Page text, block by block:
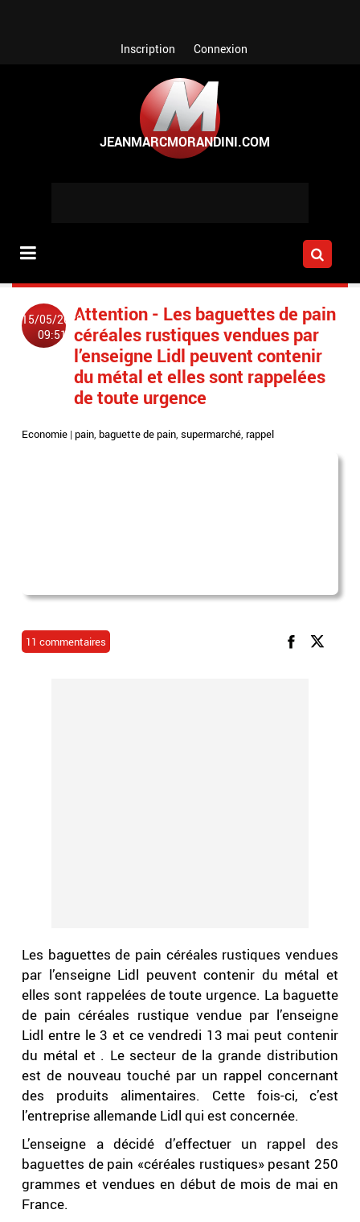
Inscription Connexion
15/05/2022
09:51
Attention - Les baguettes de pain
céréales rustiques vendues par
l’enseigne Lidl peuvent contenir
du métal et elles sont rappelées
de toute urgence
Economie |pain,baguette de pain,supermarché,rappel
11 commentaires
Les baguettes de pain céréales rustiques vendues
par l’enseigne Lidl peuvent contenir du métal et
elles sont rappelées de toute urgence. La baguette
de pain céréales rustique vendue par l’enseigne
Lidl entre le 3 et ce vendredi 13 mai peut contenir
du métal et . Le secteur de la grande distribution
est de nouveau touché par un rappel concernant
des produits alimentaires. Cette fois-ci, c’est
l’entreprise allemande Lidl qui est concernée.
L’enseigne a décidé d’effectuer un rappel des
baguettes de pain «céréales rustiques» pesant 250
grammes et vendues en début de mois de mai en
France.